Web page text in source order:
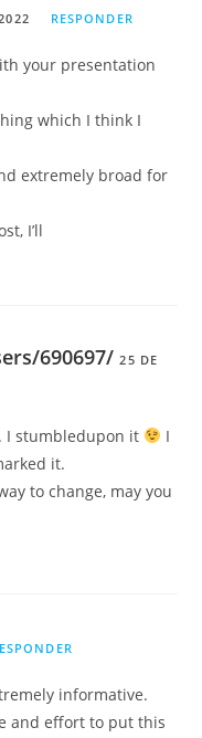
RESPONDER
your presentation
which I think I
extremely broad for
I’ll
690697/ 25 DE
I stumbledupon it
I
it.
to change, may you
informative.
and effort to put this